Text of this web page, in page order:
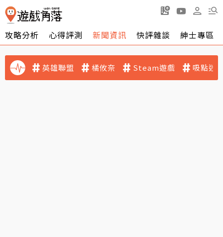
攻略分析 心得評測 新聞資訊 快評雜談 紳士專區
英雄聯盟 橘攸奈 Steam遊戲 吸點迷